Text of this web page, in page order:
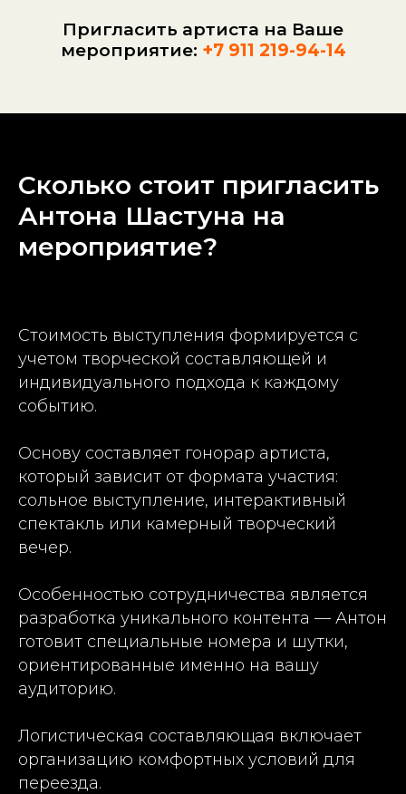
Пригласить артиста на Ваше
мероприятие: +7 911 219-94-14
Сколько стоит пригласить
Антона Шастуна на
мероприятие?
Стоимость выступления формируется с
учетом творческой составляющей и
индивидуального подхода к каждому
событию.
Основу составляет гонорар артиста,
который зависит от формата участия:
сольное выступление, интерактивный
спектакль или камерный творческий
вечер.
Особенностью сотрудничества является
разработка уникального контента — Антон
готовит специальные номера и шутки,
ориентированные именно на вашу
аудиторию.
Логистическая составляющая включает
организацию комфортных условий для
переезда.